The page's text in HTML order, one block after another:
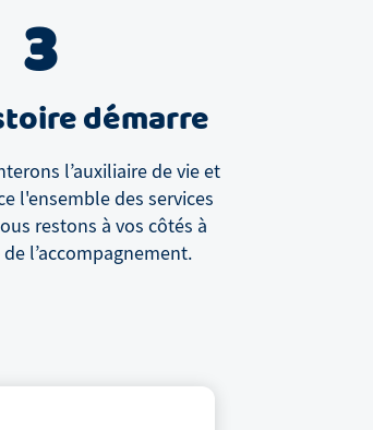
3
démarre
l’auxiliaire de vie et
l'ensemble des services
restons à vos côtés à
l’accompagnement.